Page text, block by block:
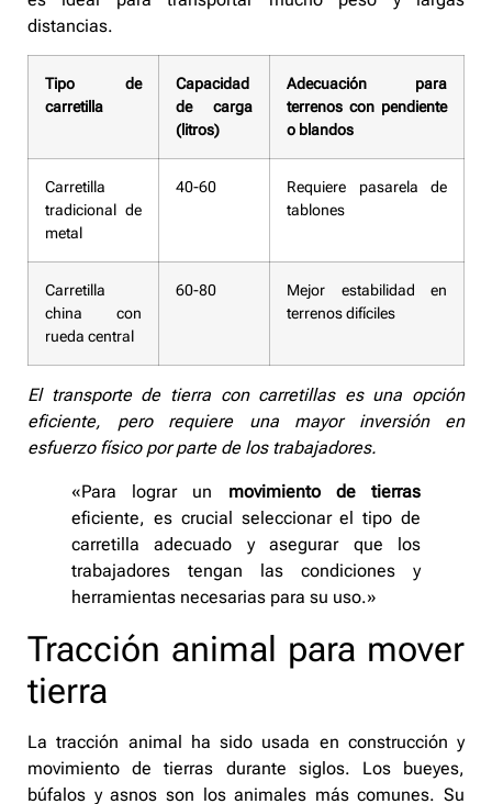
distancias.
Tipo de
carretilla
Capacidad
de carga
(litros)
Adecuación para
terrenos con pendiente
o blandos
Carretilla
tradicional de
metal
40-60
Requiere pasarela de
tablones
Carretilla
china con
rueda central
60-80
Mejor estabilidad en
terrenos difíciles
El transporte de tierra con carretillas es una opción
eficiente, pero requiere una mayor inversión en
esfuerzo físico por parte de los trabajadores.
«Para lograr un movimiento de tierras
eficiente, es crucial seleccionar el tipo de
carretilla adecuado y asegurar que los
trabajadores tengan las condiciones y
herramientas necesarias para su uso.»
Tracción animal para mover
tierra
La tracción animal ha sido usada en construcción y
movimiento de tierras durante siglos. Los bueyes,
búfalos y asnos son los animales más comunes. Su